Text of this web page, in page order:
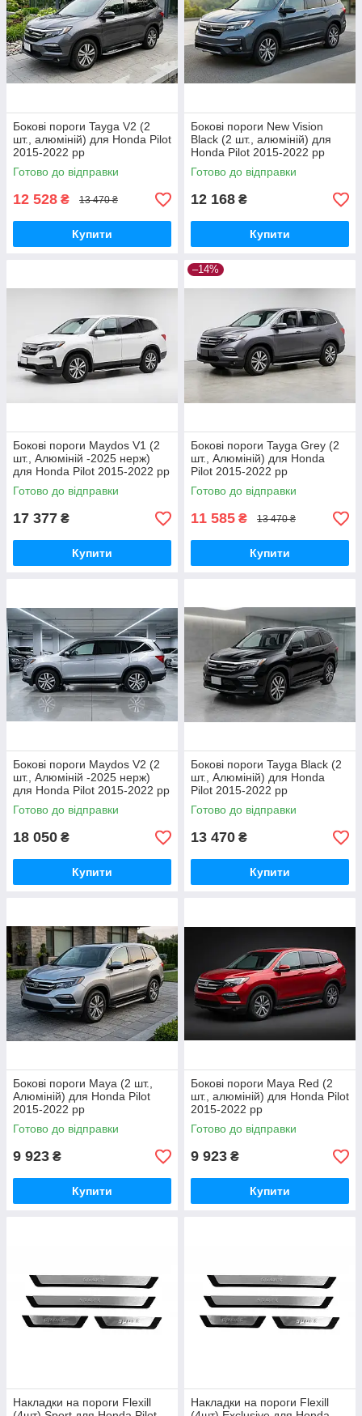
Бокові пороги Tayga V2 (2
шт., алюміній) для Honda Pilot
2015-2022 рр
Готово до відправки
12 528 ₴ 13 470 ₴
Купити
Бокові пороги New Vision
Black (2 шт., алюміній) для
Honda Pilot 2015-2022 рр
Готово до відправки
12 168 ₴
Купити
Бокові пороги Maydos V1 (2
шт., Алюміній -2025 нерж)
для Honda Pilot 2015-2022 рр
Готово до відправки
17 377 ₴
Купити
–14%
Бокові пороги Tayga Grey (2
шт., Алюміній) для Honda
Pilot 2015-2022 рр
Готово до відправки
11 585 ₴ 13 470 ₴
Купити
Бокові пороги Maydos V2 (2
шт., Алюміній -2025 нерж)
для Honda Pilot 2015-2022 рр
Готово до відправки
18 050 ₴
Купити
Бокові пороги Tayga Black (2
шт., Алюміній) для Honda
Pilot 2015-2022 рр
Готово до відправки
13 470 ₴
Купити
Бокові пороги Maya (2 шт.,
Алюміній) для Honda Pilot
2015-2022 рр
Готово до відправки
9 923 ₴
Купити
Бокові пороги Maya Red (2
шт., алюміній) для Honda Pilot
2015-2022 рр
Готово до відправки
9 923 ₴
Купити
Накладки на пороги Flexill
Накладки на пороги Flexill